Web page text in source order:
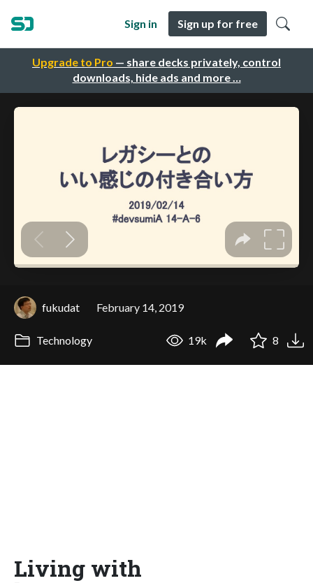
Upgrade to Pro — share decks privately, control
downloads, hide ads and more …
Sign in Sign up for free
fukudat February 14, 2019
Technology 19k 8
Living with